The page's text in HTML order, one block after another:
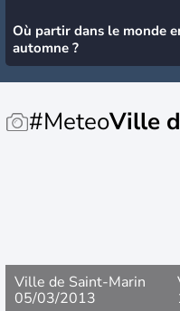
Où partir dans le monde
automne ?
#MeteoVille
Ville de Saint-Marin
05/03/2013